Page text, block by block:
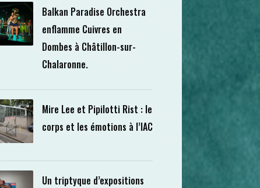
Balkan Paradise Orchestra
enflamme Cuivres en
Dombes à Châtillon-sur-
Chalaronne.
Mire Lee et Pipilotti Rist : le
corps et les émotions à l’IAC
Un triptyque d’expositions